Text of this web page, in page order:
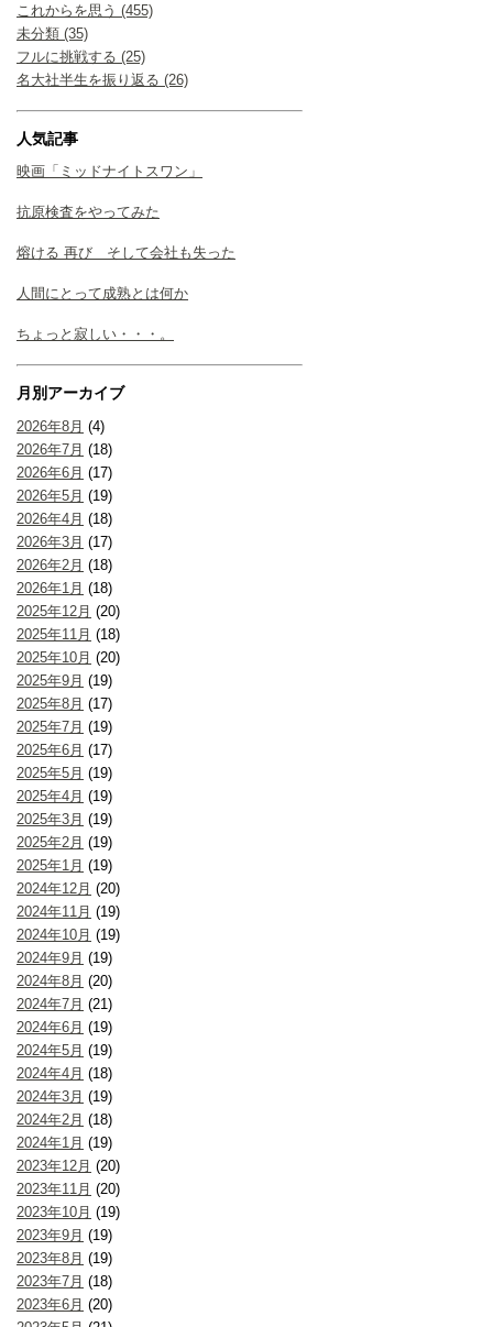
これからを思う (455)
未分類 (35)
フルに挑戦する (25)
名大社半生を振り返る (26)
人気記事
映画「ミッドナイトスワン」
抗原検査をやってみた
熔ける 再び そして会社も失った
人間にとって成熟とは何か
ちょっと寂しい・・・。
月別アーカイブ
2026年8月 (4)
2026年7月 (18)
2026年6月 (17)
2026年5月 (19)
2026年4月 (18)
2026年3月 (17)
2026年2月 (18)
2026年1月 (18)
2025年12月 (20)
2025年11月 (18)
2025年10月 (20)
2025年9月 (19)
2025年8月 (17)
2025年7月 (19)
2025年6月 (17)
2025年5月 (19)
2025年4月 (19)
2025年3月 (19)
2025年2月 (19)
2025年1月 (19)
2024年12月 (20)
2024年11月 (19)
2024年10月 (19)
2024年9月 (19)
2024年8月 (20)
2024年7月 (21)
2024年6月 (19)
2024年5月 (19)
2024年4月 (18)
2024年3月 (19)
2024年2月 (18)
2024年1月 (19)
2023年12月 (20)
2023年11月 (20)
2023年10月 (19)
2023年9月 (19)
2023年8月 (19)
2023年7月 (18)
2023年6月 (20)